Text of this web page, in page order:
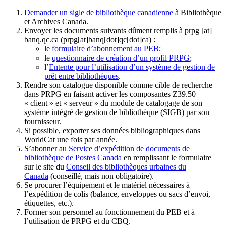
Demander un sigle de bibliothèque canadienne à Bibliothèque
et Archives Canada.
Envoyer les documents suivants dûment remplis à prpg [at]
banq.qc.ca (prpg[at]banq[dot]qc[dot]ca) :
le formulaire d’abonnement au PEB;
le questionnaire de création d’un profil PRPG;
l’Entente pour l’utilisation d’un système de gestion de
prêt entre bibliothèques.
Rendre son catalogue disponible comme cible de recherche
dans PRPG en faisant activer les composantes Z39.50
« client » et « serveur » du module de catalogage de son
système intégré de gestion de bibliothèque (SIGB) par son
fournisseur.
Si possible, exporter ses données bibliographiques dans
WorldCat une fois par année.
S’abonner au Service d’expédition de documents de
bibliothèque de Postes Canada en remplissant le formulaire
sur le site du Conseil des bibliothèques urbaines du
Canada (conseillé, mais non obligatoire).
Se procurer l’équipement et le matériel nécessaires à
l’expédition de colis (balance, enveloppes ou sacs d’envoi,
étiquettes, etc.).
Former son personnel au fonctionnement du PEB et à
l’utilisation de PRPG et du CBQ.